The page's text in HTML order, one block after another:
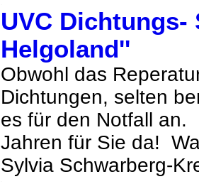
UVC Dichtungs-
Helgoland''
Obwohl das
Dichtungen, selten
es für den Notfall
Jahren für Sie da!
Sylvia Schwarberg-